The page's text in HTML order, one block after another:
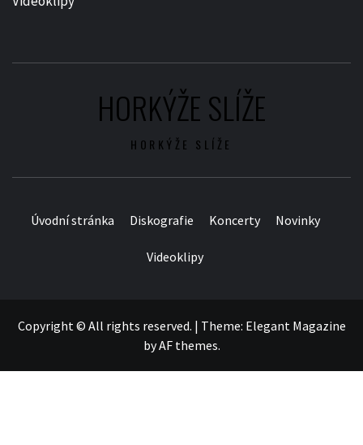
HORKÝŽE SLÍŽE
HORKÝŽE SLÍŽE
Úvodní stránka Diskografie Koncerty Novinky
Videoklipy
Copyright © All rights reserved. | Theme: Elegant Magazine
byAF themes.